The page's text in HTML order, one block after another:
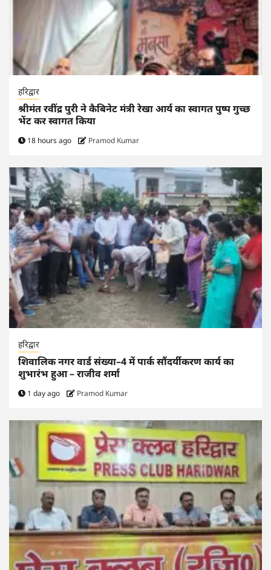
हरिद्वार
श्रीमंत रवींद्र पुरी ने कैबिनेट मंत्री रेखा आर्य का स्वागत पुष्प गुच्छ
भेंट कर स्वागत किया
18 hours ago Pramod Kumar
हरिद्वार
शिवालिक नगर वार्ड संख्या–4 में पार्क सौंदर्यीकरण कार्य का
शुभारंभ हुआ – राजीव शर्मा
1 day ago Pramod Kumar